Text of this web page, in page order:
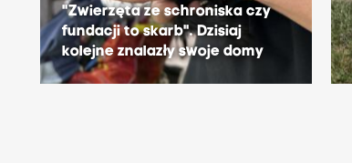
"Zwierzęta ze schroniska czy
fundacji to skarb". Dzisiaj
kolejne znalazły swoje domy